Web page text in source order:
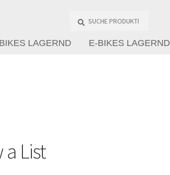
Produkte
BIKES LAGERND E-BIKES LAGERND
a List